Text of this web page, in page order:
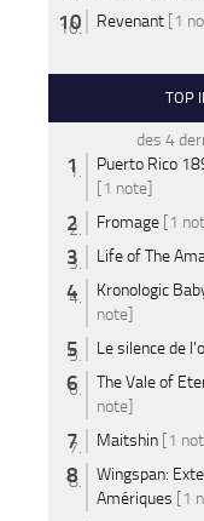
Revenant [1
TOP
des 4
Puerto Rico
[1 note]
Fromage [1
Life of The
Kronologic
note]
Le silence de
The Vale of
note]
Maitshin [1
Wingspan:
Amériques [1